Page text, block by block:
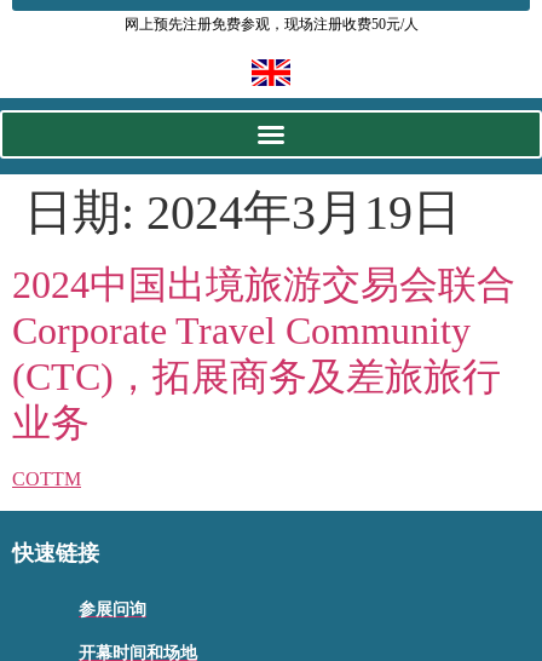
网上预先注册免费参观，现场注册收费50元/人
日期: 2024年3月19日
2024中国出境旅游交易会联合
Corporate Travel Community
(CTC)，拓展商务及差旅旅行
业务
COTTM
快速链接
参展问询
开幕时间和场地